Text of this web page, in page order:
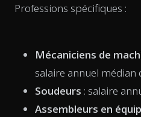
Professions spécifiques :
Mécaniciens de
salaire annuel médian
Soudeurs : salaire
Assembleurs en